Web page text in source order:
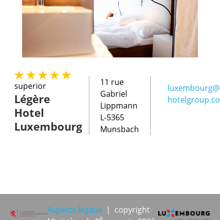
superior
Légère
Hotel
Luxembourg
11 rue
Gabriel
Lippmann
L-5365
Munsbach
Aspects légaux | copyright